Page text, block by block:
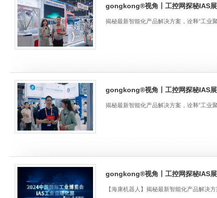
gongkong®视角丨工控网探秘IAS
揭秘最新智能化产品解决方案，诠释“工业
gongkong®视角丨工控网探秘IAS
揭秘最新智能化产品解决方案，诠释“工业
gongkong®视角丨工控网探秘IAS
【海康机器人】揭秘最新智能化产品解决